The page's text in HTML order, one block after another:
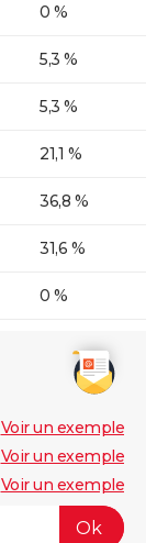
0 %
5,3 %
5,3 %
21,1 %
36,8 %
31,6 %
0 %
Voir un exemple
Voir un exemple
Voir un exemple